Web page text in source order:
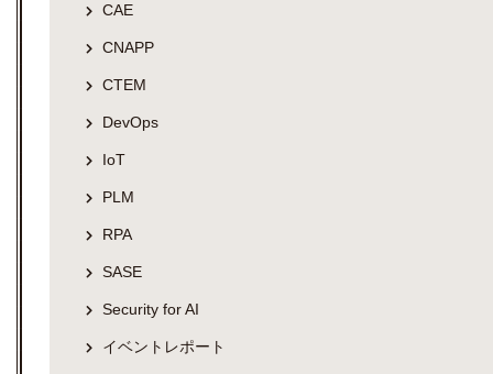
CAE
CNAPP
CTEM
DevOps
IoT
PLM
RPA
SASE
Security for AI
イベントレポート